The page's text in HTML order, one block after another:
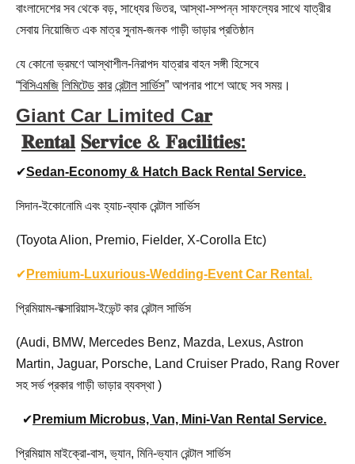
বাংলাদেশের সব থেকে বড়, সাধ্যের ভিতর, আস্থা-সম্পন্ন সাফল্যের সাথে যাত্রীর
সেবায় নিয়োজিত এক মাত্র সুনাম-জনক গাড়ী ভাড়ার প্রতিষ্ঠান
যে কোনো ভ্রমণে আস্থাশীল-নিরাপদ যাত্রার বাহন সঙ্গী হিসেবে
“বিসিএমজি লিমিটেড কার রেন্টাল সার্ভিস” আপনার পাশে আছে সব সময়।
Giant Car Limited C𝐚𝐫
𝐑𝐞𝐧𝐭𝐚𝐥 𝐒𝐞𝐫𝐯𝐢𝐜𝐞 & 𝐅𝐚𝐜𝐢𝐥𝐢𝐭𝐢𝐞𝐬:
✔Sedan-Economy & Hatch Back Rental Service.
সিদান-ইকোনোমি এবং হ্যাচ-ব্যাক রেন্টাল সার্ভিস
(Toyota Alion, Premio, Fielder, X-Corolla Etc)
✔ Premium-Luxurious-Wedding-Event Car Rental.
প্রিমিয়াম-লাক্সারিয়াস-ইভেন্ট কার রেন্টাল সার্ভিস
(Audi, BMW, Mercedes Benz, Mazda, Lexus, Astron
Martin, Jaguar, Porsche, Land Cruiser Prado, Rang Rover
সহ সর্ভ প্রকার গাড়ী ভাড়ার ব্যবস্থা )
✔ Premium Microbus, Van, Mini-Van Rental Service.
প্রিমিয়াম মাইক্রো-বাস, ভ্যান, মিনি-ভ্যান রেন্টাল সার্ভিস